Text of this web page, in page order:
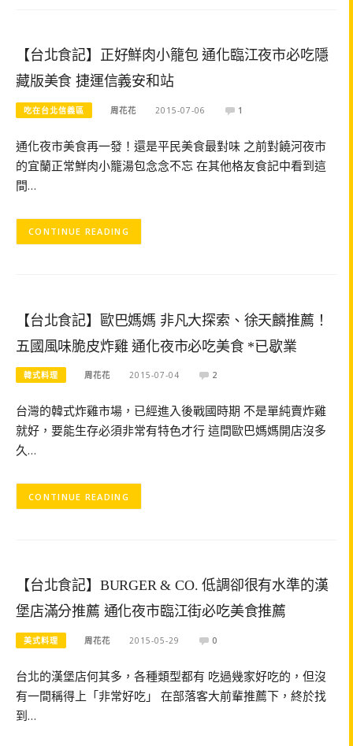
【台北食記】正好鮮肉小籠包 通化臨江夜市必吃隱
藏版美食 捷運信義安和站
吃在台北信義區 周花花 2015-07-06 1
通化夜市美食再一發！還是平民美食最對味 之前對饒河夜市
的宜蘭正常鮮肉小籠湯包念念不忘 在其他格友食記中看到這
間…
CONTINUE READING
【台北食記】歐巴媽媽 非凡大探索、徐天麟推薦！
五國風味脆皮炸雞 通化夜市必吃美食 *已歇業
韓式料理 周花花 2015-07-04 2
台灣的韓式炸雞市場，已經進入後戰國時期 不是單純賣炸雞
就好，要能生存必須非常有特色才行 這間歐巴媽媽開店沒多
久…
CONTINUE READING
【台北食記】BURGER & CO. 低調卻很有水準的漢
堡店滿分推薦 通化夜市臨江街必吃美食推薦
美式料理 周花花 2015-05-29 0
台北的漢堡店何其多，各種類型都有 吃過幾家好吃的，但沒
有一間稱得上「非常好吃」 在部落客大前輩推薦下，終於找
到…